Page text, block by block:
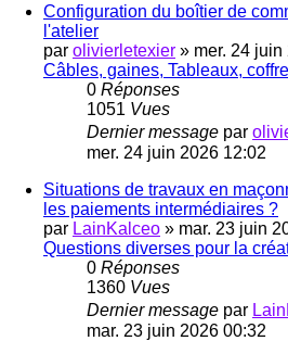
Configuration du boîtier de
l'atelier
par olivierletexier » mer. 24 juin
Câbles, gaines, Tableaux,
0 Réponses
1051 Vues
Dernier message par
mer. 24 juin 2026 12:02
Situations de travaux en
les paiements intermédiaires ?
par LainKalceo » mar. 23 juin
Questions diverses pour la
0 Réponses
1360 Vues
Dernier message par
mar. 23 juin 2026 00:32